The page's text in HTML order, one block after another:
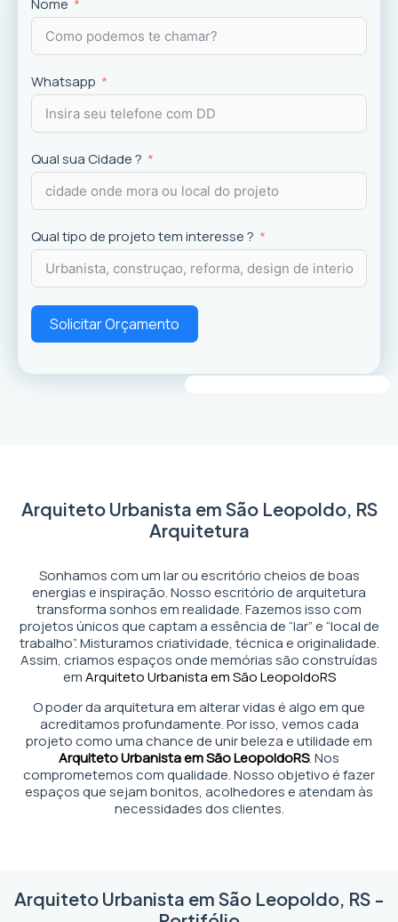
experiência dos usuários.
Nome
Whatsapp
Qual sua Cidade ?
Qual tipo de projeto tem interesse ?
Solicitar Orçamento
Arquiteto Urbanista em São Leopoldo, RS
Arquitetura
Sonhamos com um lar ou escritório cheios de boas
energias e inspiração. Nosso escritório de arquitetura
transforma sonhos em realidade. Fazemos isso com
projetos únicos que captam a essência de “lar” e “local de
trabalho”. Misturamos criatividade, técnica e originalidade.
Assim, criamos espaços onde memórias são construídas
emArquiteto Urbanista em São LeopoldoRS
O poder da arquitetura em alterar vidas é algo em que
acreditamos profundamente. Por isso, vemos cada
projeto como uma chance de unir beleza e utilidade em
Arquiteto Urbanista em São LeopoldoRS. Nos
comprometemos com qualidade. Nosso objetivo é fazer
espaços que sejam bonitos, acolhedores e atendam às
necessidades dos clientes.
Arquiteto Urbanista em São Leopoldo, RS -